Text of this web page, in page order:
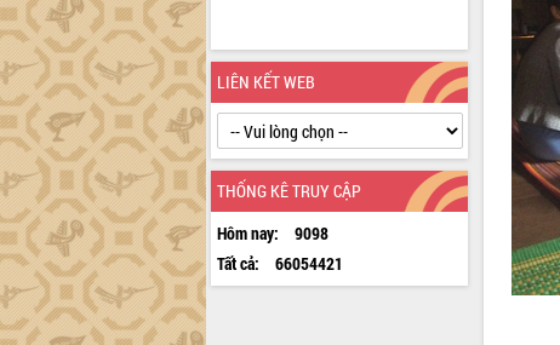
LIÊN KẾT WEB
THỐNG KÊ TRUY CẬP
Hôm nay:
9098
Tất cả:
66054421